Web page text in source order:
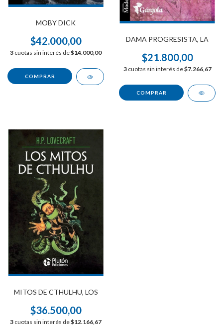
MOBY DICK
$42.000,00
3 cuotas sin interés de$14.000,00
DAMA PROGRESISTA, LA
$21.800,00
3 cuotas sin interés de$7.266,67
MITOS DE CTHULHU, LOS
$36.500,00
3 cuotas sin interés de$12.166,67